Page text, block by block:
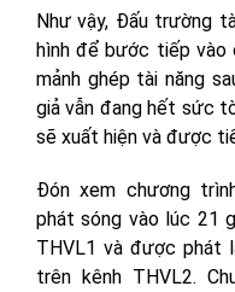
Như vậy, Đấu trường
hình để bước tiếp vào
mảnh ghép tài năng
giả vẫn đang hết sức
sẽ xuất hiện và được
Đón xem chương
phát sóng vào lúc 21
THVL1 và được phát
trên kênh THVL2.